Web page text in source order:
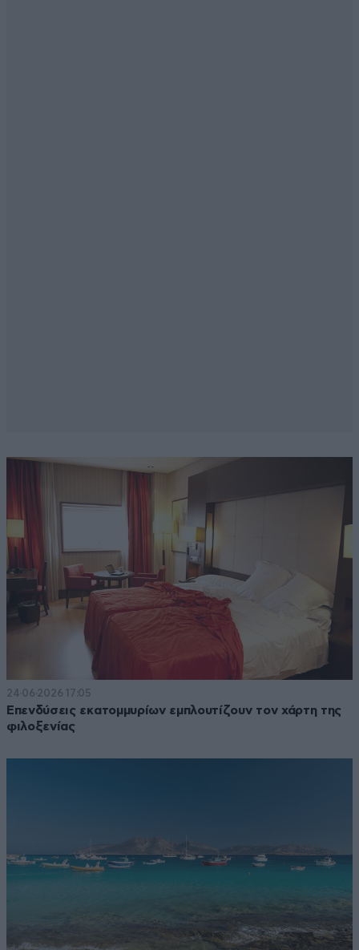
24·06·2026 17:05
Επενδύσεις εκατομμυρίων εμπλουτίζουν τον χάρτη της
φιλοξενίας